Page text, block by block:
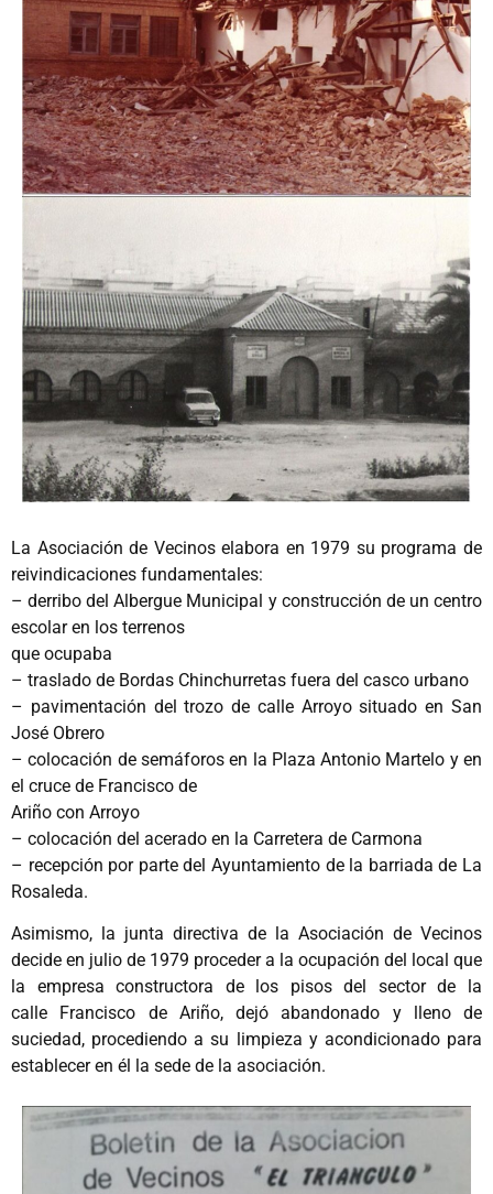
La Asociación de Vecinos elabora en 1979 su programa de
reivindicaciones fundamentales:
– derribo del Albergue Municipal y construcción de un centro
escolar en los terrenos
que ocupaba
– traslado de Bordas Chinchurretas fuera del casco urbano
– pavimentación del trozo de calle Arroyo situado en San
José Obrero
– colocación de semáforos en la Plaza Antonio Martelo y en
el cruce de Francisco de
Ariño con Arroyo
– colocación del acerado en la Carretera de Carmona
– recepción por parte del Ayuntamiento de la barriada de La
Rosaleda.
Asimismo, la junta directiva de la Asociación de Vecinos
decide en julio de 1979 proceder a la ocupación del local que
la empresa constructora de los pisos del sector de la
calle Francisco de Ariño, dejó abandonado y lleno de
suciedad, procediendo a su limpieza y acondicionado para
establecer en él la sede de la asociación.